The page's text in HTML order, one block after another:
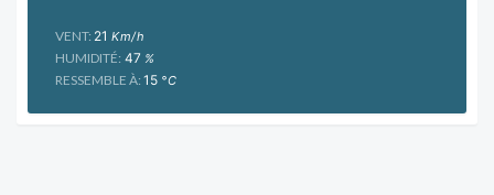
VENT: 21 Km/h
HUMIDITÉ: 47 %
RESSEMBLE À: 15 °C